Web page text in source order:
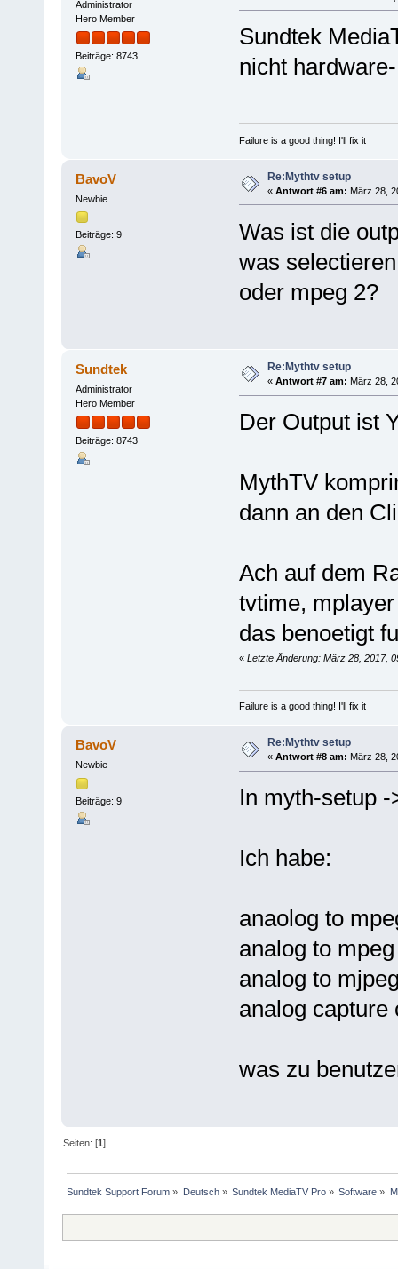
Administrator
Hero Member
Beiträge: 8743
Sundtek
nicht
Failure is a good thing! I'll fix it
BavoV
Newbie
Beiträge: 9
Re:Mythtv setup
« Antwort #6 am: März 28,
Was ist die
was
oder mpeg 2?
Sundtek
Administrator
Hero Member
Beiträge: 8743
Re:Mythtv setup
« Antwort #7 am: März 28,
Der Output ist
MythTV
dann an den
Ach auf dem
tvtime,
das benoetigt
« Letzte Änderung: März 28, 2017,
Failure is a good thing! I'll fix it
BavoV
Newbie
Beiträge: 9
Re:Mythtv setup
« Antwort #8 am: März 28,
In myth-setup
Ich habe:
anaolog to
analog to
analog to
analog capture
was zu
Seiten: [1]
Sundtek Support Forum » Deutsch» Sundtek MediaTV Pro» Software »